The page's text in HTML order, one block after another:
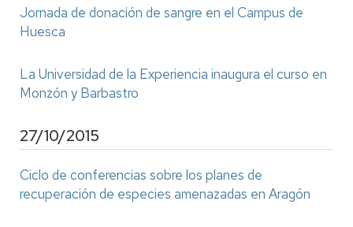
Jornada de donación de sangre en el Campus de
Huesca
La Universidad de la Experiencia inaugura el curso en
Monzón y Barbastro
27/10/2015
Ciclo de conferencias sobre los planes de
recuperación de especies amenazadas en Aragón